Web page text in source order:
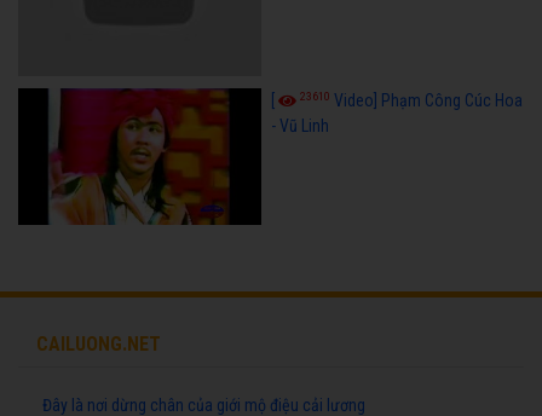
23610 Video] Phạm Công Cúc Hoa
- Vũ Linh
CAILUONG.NET
Đây là nơi dừng chân của giới mộ điệu cải lương